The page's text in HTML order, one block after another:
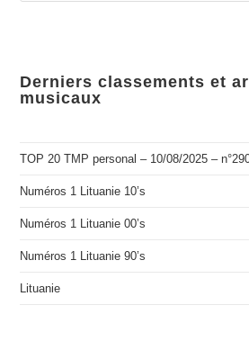
Derniers classements et
musicaux
TOP 20 TMP personal – 10/08/2025 –
Numéros 1 Lituanie 10’s
Numéros 1 Lituanie 00’s
Numéros 1 Lituanie 90’s
Lituanie